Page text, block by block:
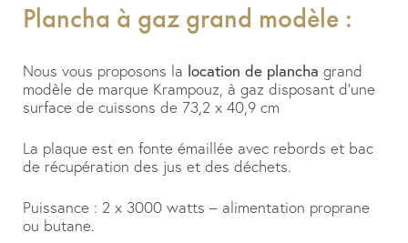
Plancha à gaz grand modèle :
Nous vous proposons la location de plancha grand
modèle de marque Krampouz, à gaz disposant d’une
surface de cuissons de 73,2 x 40,9 cm
La plaque est en fonte émaillée avec rebords et bac
de récupération des jus et des déchets.
Puissance : 2 x 3000 watts – alimentation proprane
ou butane.